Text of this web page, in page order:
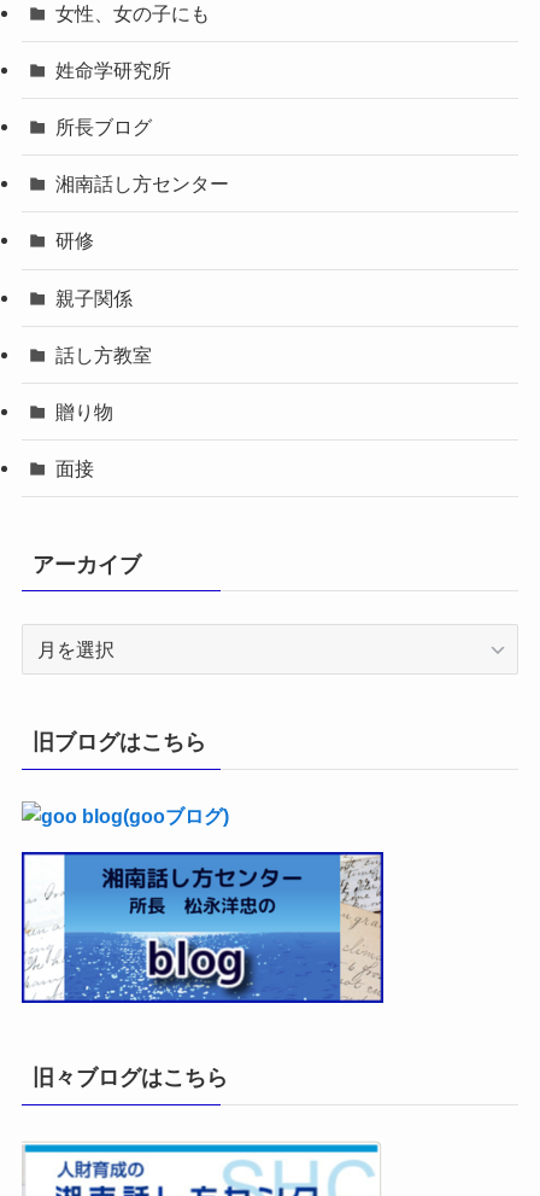
女性、女の子にも
姓命学研究所
所長ブログ
湘南話し方センター
研修
親子関係
話し方教室
贈り物
面接
アーカイブ
イ
ブ
旧ブログはこちら
旧々ブログはこちら